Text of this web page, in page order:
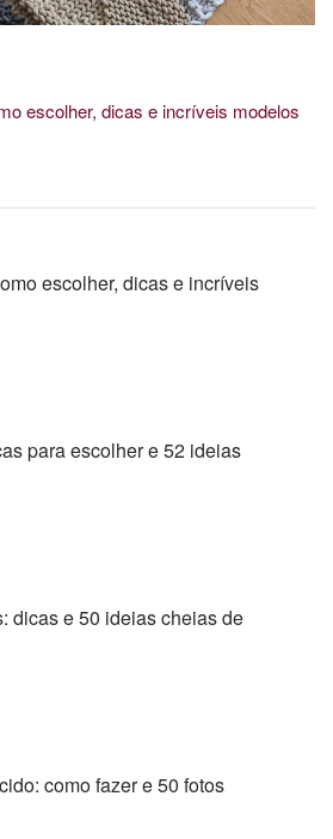
escolher, dicas e incríveis modelos
escolher, dicas e incríveis
para escolher e 52 ideias
dicas e 50 ideias cheias de
como fazer e 50 fotos